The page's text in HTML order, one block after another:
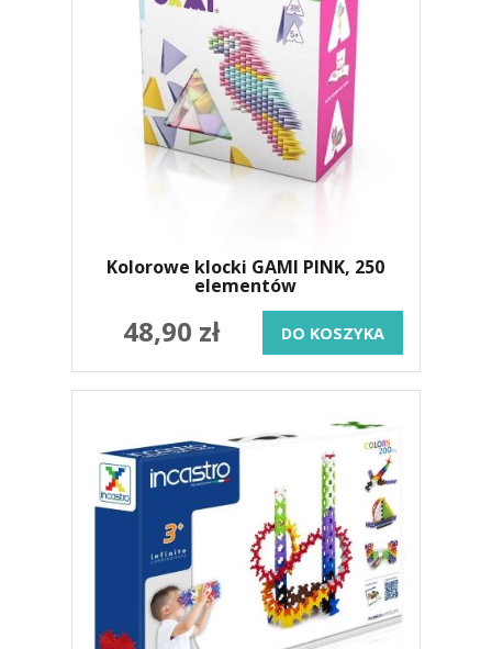
Kolorowe klocki GAMI PINK, 250
elementów
48,90 zł DO KOSZYKA